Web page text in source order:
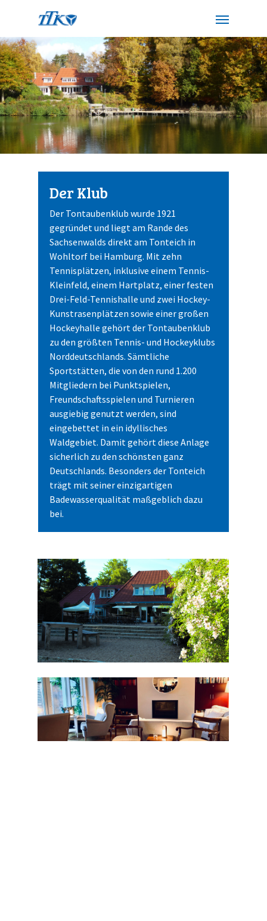
Der Klub
Der Tontaubenklub wurde 1921
gegründet und liegt am Rande des
Sachsenwalds direkt am Tonteich in
Wohltorf bei Hamburg. Mit zehn
Tennisplätzen, inklusive einem Tennis-
Kleinfeld, einem Hartplatz, einer festen
Drei-Feld-Tennishalle und zwei Hockey-
Kunstrasenplätzen sowie einer großen
Hockeyhalle gehört der Tontaubenklub
zu den größten Tennis- und Hockeyklubs
Norddeutschlands.Sämtliche
Sportstätten, die von den rund 1.200
Mitgliedern bei Punktspielen,
Freundschaftsspielen und Turnieren
ausgiebig genutzt werden, sind
eingebettet in ein idyllisches
Waldgebiet. Damit gehört diese Anlage
sicherlich zu den schönsten ganz
Deutschlands. Besonders der Tonteich
trägt mit seiner einzigartigen
Badewasserqualität maßgeblich dazu
bei.